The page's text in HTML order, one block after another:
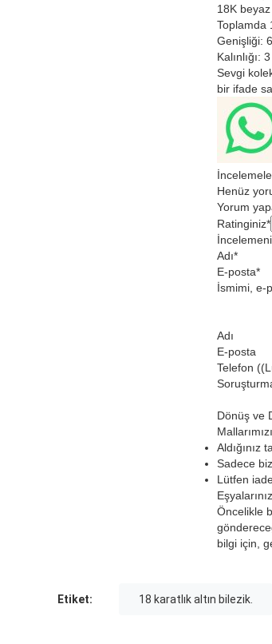
18K
Toplamda
Genişliği:
Kalınlığı:
Sevgi
bir ifade
Henüz
Yorum
Ratinginiz*
Adı*
E-posta*
İsmimi, e-
Adı
E-posta
Telefon
Dönüş ve
Aldığınız
Sadece
Lütfen
Öncelikle
bilgi için,
Etiket: 18 karatlık altın bilezik.